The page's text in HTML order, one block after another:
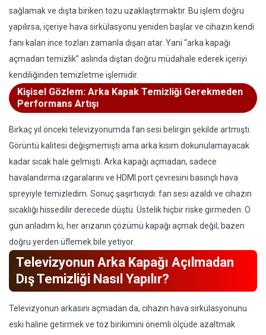
sağlamak ve dışta biriken tozu uzaklaştırmaktır. Bu işlem doğru
yapılırsa, içeriye hava sirkülasyonu yeniden başlar ve cihazın kendi
fanı kalan ince tozları zamanla dışarı atar. Yani “arka kapağı
açmadan temizlik” aslında dıştan doğru müdahale ederek içeriyi
kendiliğinden temizletme işlemidir.
Kişisel Gözlem: Arka Kapak Temizliği Gerekmeden
Performans Artışı
Birkaç yıl önceki televizyonumda fan sesi belirgin şekilde artmıştı.
Görüntü kalitesi değişmemişti ama arka kısım dokunulamayacak
kadar sıcak hale gelmişti. Arka kapağı açmadan, sadece
havalandırma ızgaralarını ve HDMI port çevresini basınçlı hava
spreyiyle temizledim. Sonuç şaşırtıcıydı: fan sesi azaldı ve cihazın
sıcaklığı hissedilir derecede düştü. Üstelik hiçbir riske girmeden. O
gün anladım ki, her arızanın çözümü kapağı açmak değil; bazen
doğru yerden üflemek bile yetiyor.
Televizyonun Arka Kapağı Açılmadan
Dış Temizliği Nasıl Yapılır?
Televizyonun arkasını açmadan da, cihazın hava sirkülasyonunu
eski haline getirmek ve toz birikimini önemli ölçüde azaltmak